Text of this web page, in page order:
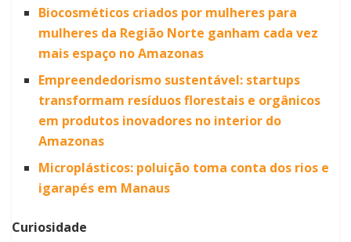
Biocosméticos criados por mulheres para
mulheres da Região Norte ganham cada vez
mais espaço no Amazonas
Empreendedorismo sustentável: startups
transformam resíduos florestais e orgânicos
em produtos inovadores no interior do
Amazonas
Microplásticos: poluição toma conta dos rios e
igarapés em Manaus
Curiosidade